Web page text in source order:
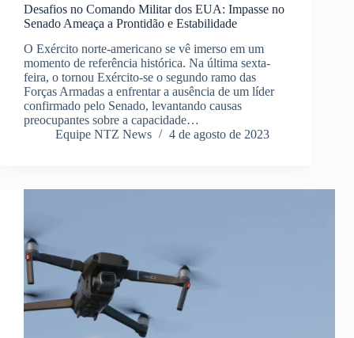
Desafios no Comando Militar dos EUA: Impasse no
Senado Ameaça a Prontidão e Estabilidade
O Exército norte-americano se vê imerso em um
momento de referência histórica. Na última sexta-
feira, o tornou Exército-se o segundo ramo das
Forças Armadas a enfrentar a ausência de um líder
confirmado pelo Senado, levantando causas
preocupantes sobre a capacidade…
Equipe NTZ News
4 de agosto de 2023